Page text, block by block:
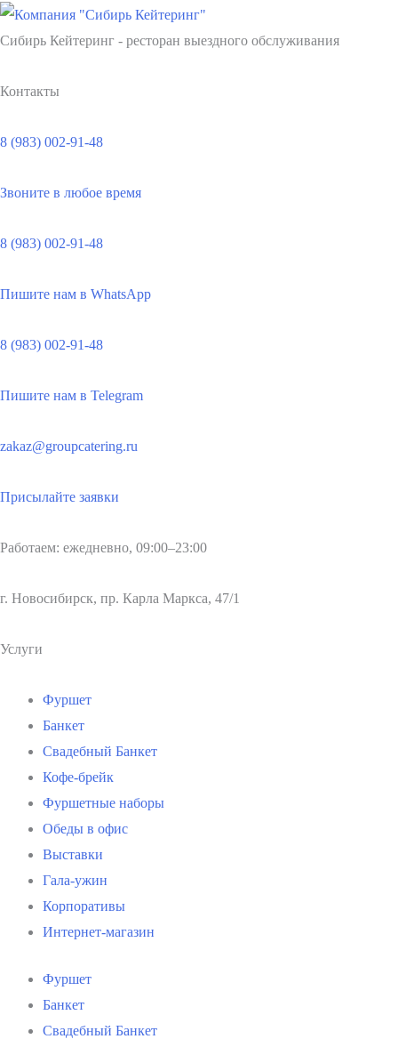
Сибирь Кейтеринг - ресторан выездного обслуживания
Контакты
8 (983) 002-91-48
Звоните в любое время
8 (983) 002-91-48
Пишите нам в WhatsApp
8 (983) 002-91-48
Пишите нам в Telegram
zakaz@groupcatering.ru
Присылайте заявки
Работаем: ежедневно, 09:00–23:00
г. Новосибирск, пр. Карла Маркса, 47/1
Услуги
Фуршет
Банкет
Свадебный Банкет
Кофе-брейк
Фуршетные наборы
Обеды в офис
Выставки
Гала-ужин
Корпоративы
Интернет-магазин
Фуршет
Банкет
Свадебный Банкет